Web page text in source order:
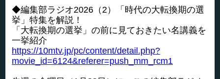
◆編集部ラジオ2026（2）「時代の大転換期の選
挙」特集を解説！
「大転換期の選挙」の前に見ておきたい名講義を
一挙紹介
https://10mtv.jp/pc/content/detail.php?
movie_id=6124&referer=push_mm_rcm1